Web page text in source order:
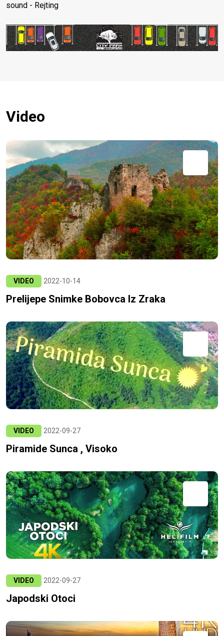
sound - Rejting
Video
VIDEO 2022-10-14
Prelijepe Snimke Bobovca Iz Zraka
VIDEO 2022-09-27
Piramide Sunca , Visoko
VIDEO 2022-09-27
Japodski Otoci